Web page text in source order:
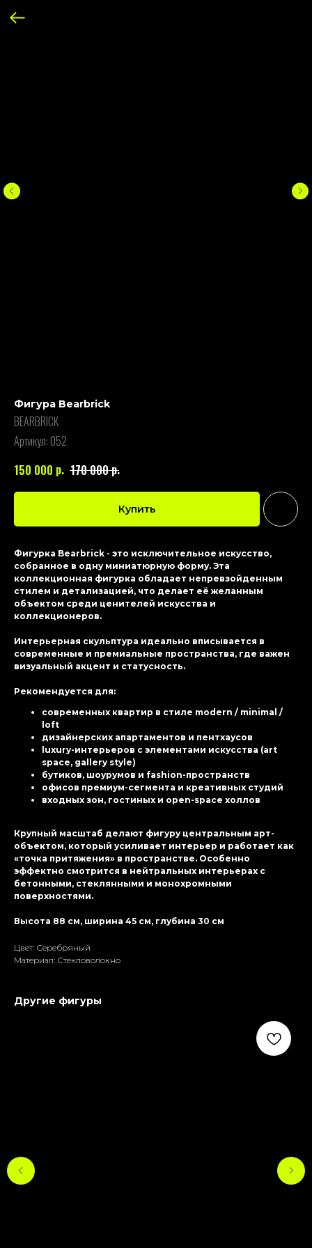
Фигура Bearbrick
BEARBRICK
Артикул: 052
150 000 р. 170 000р.
Купить
Фигурка Bearbrick - это исключительное искусство,
собранное в одну миниатюрную форму. Эта
коллекционная фигурка обладает непревзойденным
стилем и детализацией, что делает её желанным
объектом среди ценителей искусства и
коллекционеров.
Интерьерная скульптура идеально вписывается в
современные и премиальные пространства, где важен
визуальный акцент и статусность.
Рекомендуется для:
современных квартир в стиле modern / minimal /
loft
дизайнерских апартаментов и пентхаусов
luxury-интерьеров с элементами искусства (art
space, gallery style)
бутиков, шоурумов и fashion-пространств
офисов премиум-сегмента и креативных студий
входных зон, гостиных и open-space холлов
Крупный масштаб делают фигуру центральным арт-
объектом, который усиливает интерьер и работает как
«точка притяжения» в пространстве. Особенно
эффектно смотрится в нейтральных интерьерах с
бетонными, стеклянными и монохромными
поверхностями.
Высота 88 см, ширина 45 см, глубина 30 см
Цвет: Серебряный
Материал: Стекловолокно
Другие фигуры